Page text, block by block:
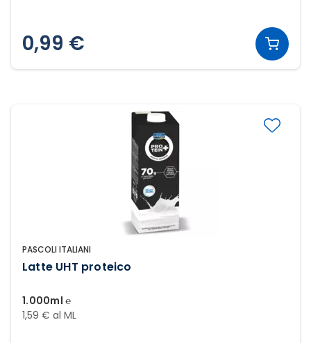
0,99 €
PASCOLI ITALIANI
Latte UHT proteico
1.000ml ℮
1,59 € al ML